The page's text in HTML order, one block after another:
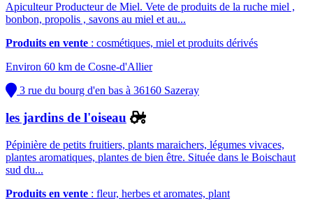
Apiculteur Producteur de Miel. Vete de produits de la ruche miel ,
bonbon, propolis , savons au miel et au...
Produits en vente : cosmétiques, miel et produits dérivés
Environ 60 km de Cosne-d'Allier
3 rue du bourg d'en bas à 36160 Sazeray
les jardins de l'oiseau
Pépinière de petits fruitiers, plants maraichers, légumes vivaces,
plantes aromatiques, plantes de bien être. Située dans le Boischaut
sud du...
Produits en vente : fleur, herbes et aromates, plant